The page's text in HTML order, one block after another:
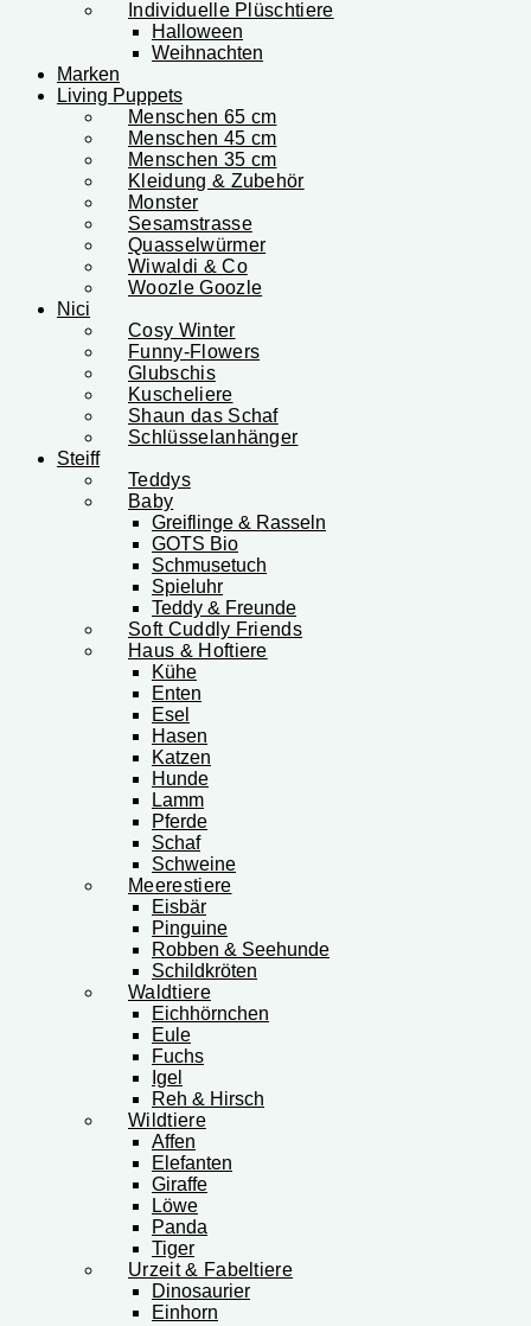
Individuelle Plüschtiere
Halloween
Weihnachten
Marken
Living Puppets
Menschen 65 cm
Menschen 45 cm
Menschen 35 cm
Kleidung & Zubehör
Monster
Sesamstrasse
Quasselwürmer
Wiwaldi & Co
Woozle Goozle
Nici
Cosy Winter
Funny-Flowers
Glubschis
Kuscheliere
Shaun das Schaf
Schlüsselanhänger
Steiff
Teddys
Baby
Greiflinge & Rasseln
GOTS Bio
Schmusetuch
Spieluhr
Teddy & Freunde
Soft Cuddly Friends
Haus & Hoftiere
Kühe
Enten
Esel
Hasen
Katzen
Hunde
Lamm
Pferde
Schaf
Schweine
Meerestiere
Eisbär
Pinguine
Robben & Seehunde
Schildkröten
Waldtiere
Eichhörnchen
Eule
Fuchs
Igel
Reh & Hirsch
Wildtiere
Affen
Elefanten
Giraffe
Löwe
Panda
Tiger
Urzeit & Fabeltiere
Dinosaurier
Einhorn